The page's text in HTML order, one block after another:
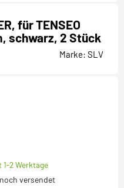
für TENSEO
schwarz, 2 Stück
Marke: SLV
1-2 Werktage
versendet